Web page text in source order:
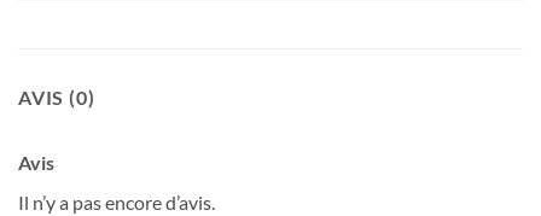
AVIS (0)
Avis
Il n’y a pas encore d’avis.